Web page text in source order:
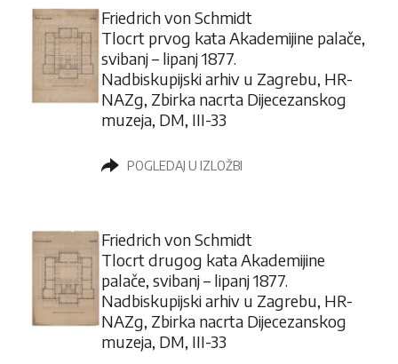
Friedrich von Schmidt
Tlocrt prvog kata Akademijine palače,
svibanj – lipanj 1877.
Nadbiskupijski arhiv u Zagrebu, HR-
NAZg, Zbirka nacrta Dijecezanskog
muzeja, DM, III-33
POGLEDAJ U IZLOŽBI
Friedrich von Schmidt
Tlocrt drugog kata Akademijine
palače, svibanj – lipanj 1877.
Nadbiskupijski arhiv u Zagrebu, HR-
NAZg, Zbirka nacrta Dijecezanskog
muzeja, DM, III-33